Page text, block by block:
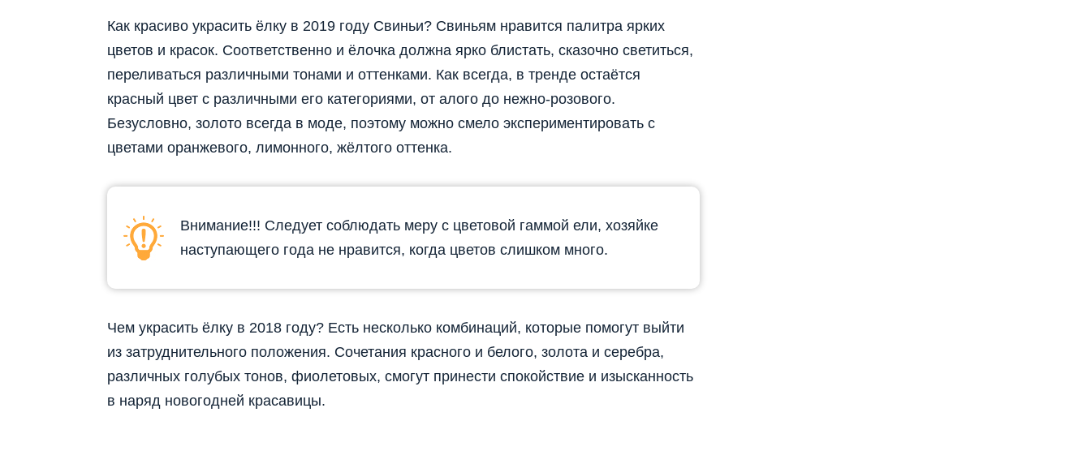
Как красиво украсить ёлку в 2019 году Свиньи? Свиньям нравится палитра ярких
цветов и красок. Соответственно и ёлочка должна ярко блистать, сказочно светиться,
переливаться различными тонами и оттенками. Как всегда, в тренде остаётся
красный цвет с различными его категориями, от алого до нежно-розового.
Безусловно, золото всегда в моде, поэтому можно смело экспериментировать с
цветами оранжевого, лимонного, жёлтого оттенка.
Внимание!!! Следует соблюдать меру с цветовой гаммой ели, хозяйке
наступающего года не нравится, когда цветов слишком много.
Чем украсить ёлку в 2018 году? Есть несколько комбинаций, которые помогут выйти
из затруднительного положения. Сочетания красного и белого, золота и серебра,
различных голубых тонов, фиолетовых, смогут принести спокойствие и изысканность
в наряд новогодней красавицы.